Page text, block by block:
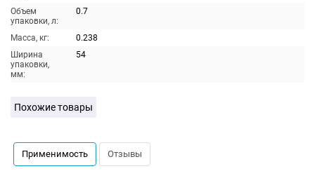
Объем
упаковки, л:
0.7
Масса, кг:
0.238
Ширина
упаковки,
мм:
54
Похожие товары
Применимость Отзывы